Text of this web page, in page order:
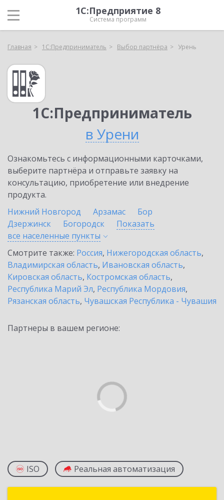
1С:Предприятие 8
Система программ
Главная 1С:Предприниматель Выбор партнёра Урень
1С:Предприниматель
в Урени
Ознакомьтесь с информационными карточками,
выберите партнёра и отправьте заявку на
консультацию, приобретение или внедрение
продукта.
Нижний Новгород
Арзамас
Бор
Дзержинск
Богородск
Показать
все населенные пункты
Смотрите также: Россия, Нижегородская область,
Владимирская область, Ивановская область,
Кировская область, Костромская область,
Республика Марий Эл, Республика Мордовия,
Рязанская область, Чувашская Республика - Чувашия
Партнеры в вашем регионе:
ISO Реальная автоматизация